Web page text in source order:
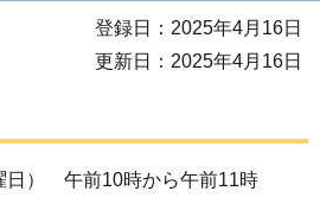
登録日：2025年4月16日
更新日：2025年4月16日
日） 午前10時から午前11時